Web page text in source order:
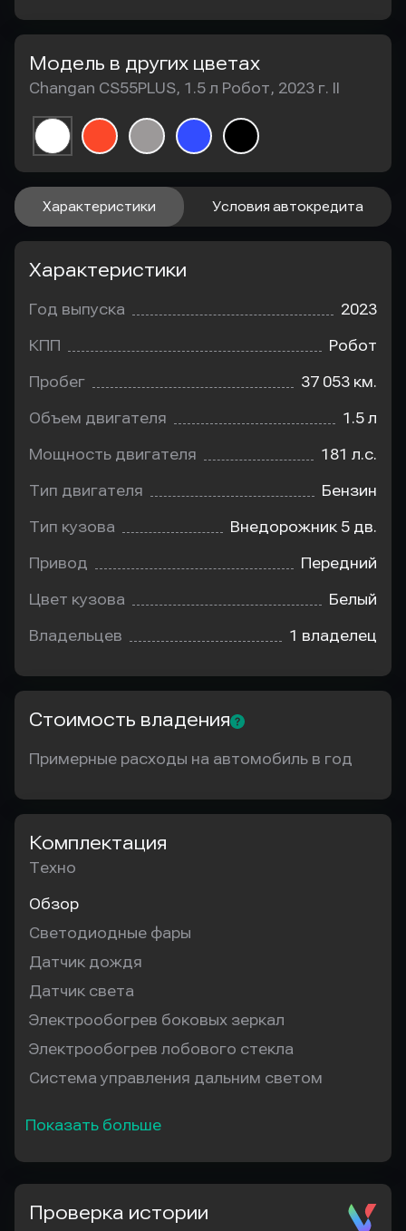
Модель в других цветах
Changan CS55PLUS, 1.5 л Робот, 2023 г. II
Характеристики Условия автокредита
Характеристики
Год выпуска 2023
КПП Робот
Пробег 37 053 км.
Объем двигателя 1.5 л
Мощность двигателя 181 л.с.
Тип двигателя Бензин
Тип кузова Внедорожник 5 дв.
Привод Передний
Цвет кузова Белый
Владельцев 1 владелец
Стоимость владения
Примерные расходы на автомобиль в год
Комплектация
Техно
Обзор
Светодиодные фары
Датчик дождя
Датчик света
Электрообогрев боковых зеркал
Электрообогрев лобового стекла
Система управления дальним светом
Показать больше
Проверка истории